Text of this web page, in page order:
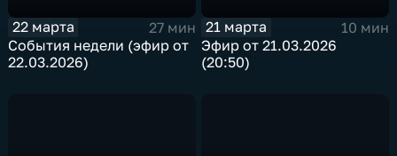
22 марта
27 мин
События недели (эфир от
22.03.2026)
21 марта
10 мин
Эфир от 21.03.2026
(20:50)